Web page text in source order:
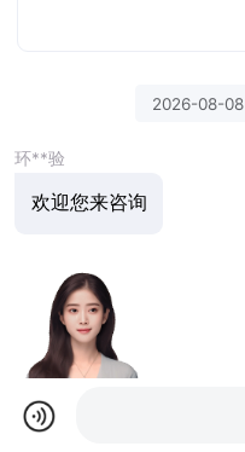
2026-08-
环**验
欢迎您来咨询